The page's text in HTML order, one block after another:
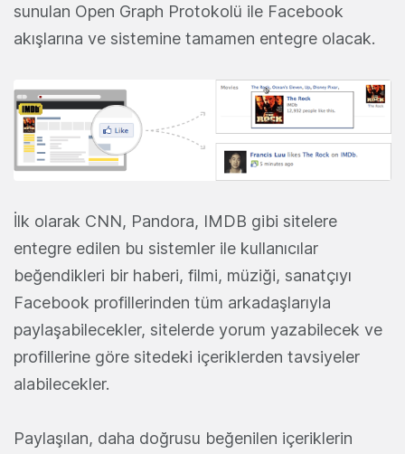
sunulan Open Graph Protokolü ile Facebook
akışlarına ve sistemine tamamen entegre olacak.
İlk olarak CNN, Pandora, IMDB gibi sitelere
entegre edilen bu sistemler ile kullanıcılar
beğendikleri bir haberi, filmi, müziği, sanatçıyı
Facebook profillerinden tüm arkadaşlarıyla
paylaşabilecekler, sitelerde yorum yazabilecek ve
profillerine göre sitedeki içeriklerden tavsiyeler
alabilecekler.
Paylaşılan, daha doğrusu beğenilen içeriklerin